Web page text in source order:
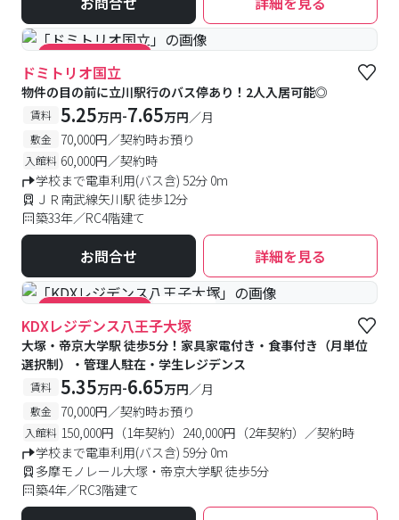
#キャンペーン実施中
ドミトリオ国立
物件の目の前に立川駅行のバス停あり！2人入居可能◎
賃料 5.25万円-7.65万円／月
敷金 70,000円／契約時お預り
入館料 60,000円／契約時
学校まで電車利用(バス含) 52分 0m
ＪＲ南武線矢川駅 徒歩12分
築33年／RC4階建て
お問合せ 詳細を見る
#キャンペーン実施中 #食事付き
KDXレジデンス八王子大塚
大塚・帝京大学駅 徒歩5分！家具家電付き・食事付き（月単位
選択制）・管理人駐在・学生レジデンス
賃料 5.35万円-6.65万円／月
敷金 70,000円／契約時お預り
入館料 150,000円（1年契約）240,000円（2年契約）／契約時
学校まで電車利用(バス含) 59分 0m
多摩モノレール大塚・帝京大学駅 徒歩5分
築4年／RC3階建て